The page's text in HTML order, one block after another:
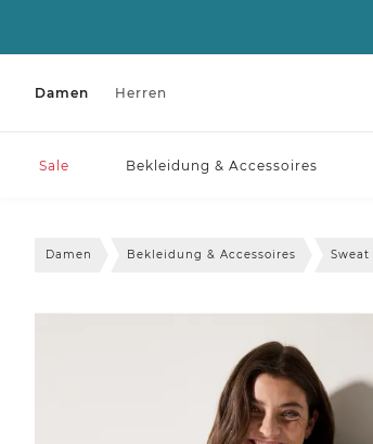
Damen Herren
Sale Bekleidung & Accessoires
Damen Bekleidung & Accessoires Sweat